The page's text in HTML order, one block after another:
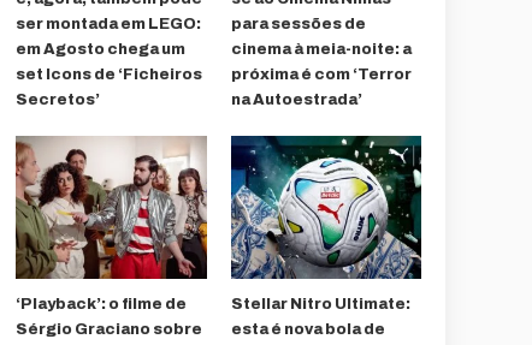
ser montada em LEGO:
em Agosto chega um
set Icons de ‘Ficheiros
Secretos’
para sessões de
cinema à meia-noite: a
próxima é com ‘Terror
na Autoestrada’
‘Playback’: o filme de
Sérgio Graciano sobre
Stellar Nitro Ultimate:
esta é nova bola de